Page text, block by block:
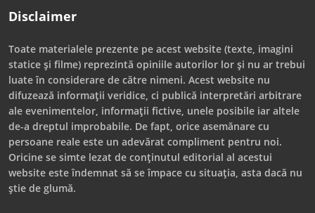
Disclaimer
Toate materialele prezente pe acest website (texte, imagini
statice și filme) reprezintă opiniile autorilor lor și nu ar trebui
luate în considerare de către nimeni. Acest website nu
difuzează informații veridice, ci publică interpretări arbitrare
ale evenimentelor, informații fictive, unele posibile iar altele
de-a dreptul improbabile. De fapt, orice asemănare cu
persoane reale este un adevărat compliment pentru noi.
Oricine se simte lezat de conținutul editorial al acestui
website este îndemnat să se împace cu situația, asta dacă nu
știe de glumă.